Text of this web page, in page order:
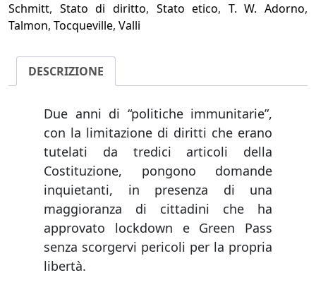
Schmitt, Stato di diritto, Stato etico, T. W. Adorno,
Talmon, Tocqueville, Valli
DESCRIZIONE
Due anni di “politiche immunitarie”,
con la limitazione di diritti che erano
tutelati da tredici articoli della
Costituzione, pongono domande
inquietanti, in presenza di una
maggioranza di cittadini che ha
approvato lockdown e Green Pass
senza scorgervi pericoli per la propria
libertà.